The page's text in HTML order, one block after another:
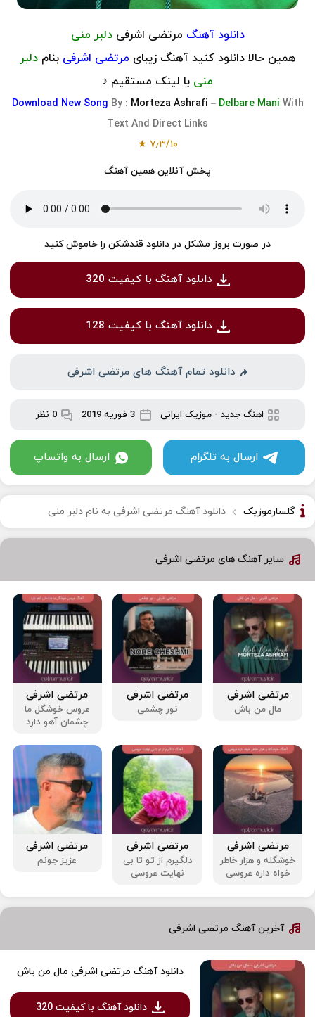
دانلود آهنگ مرتضی اشرفی دلبر منی
همین حالا دانلود کنید آهنگ زیبای مرتضی اشرفی بنامدلبر
منی با لینک مستقیم ♪
Download New Song By : Morteza Ashrafi – Delbare Mani With
Text And Direct Links
۷٫۳/۱۰
★
پخش آنلاین همین آهنگ
در صورت بروز مشکل در دانلود قندشکن را خاموش کنید
دانلود آهنگ با کیفیت 320
دانلود آهنگ با کیفیت 128
دانلود تمام آهنگ های مرتضی اشرفی
اهنگ جدید -موزیک ایرانی 3 فوریه 2019 0 نظر
ارسال به تلگرام ارسال به واتساپ
گلسارموزیک دانلود آهنگ مرتضی اشرفی به نام دلبر منی
سایر آهنگ های مرتضی اشرفی
مرتضی اشرفی
مال من باش
مرتضی اشرفی
نور چشمی
مرتضی اشرفی
عروس خوشگل ما
چشمان آهو دارد
مرتضی اشرفی
خوشگله و هزار خاطر
خواه داره عروسی
مرتضی اشرفی
دلگیرم از تو تا بی
نهایت عروسی
مرتضی اشرفی
عزیز جونم
آخرین آهنگ مرتضی اشرفی
دانلود آهنگ مرتضی اشرفی مال من باش
دانلود آهنگ با کیفیت 320